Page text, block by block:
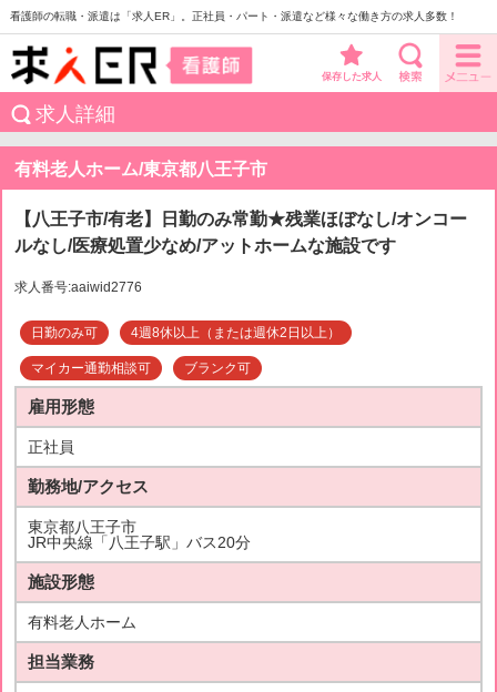
看護師の転職・派遣は「求人ER」。正社員・パート・派遣など様々な働き方の求人多数！
保存した求人
求人詳細
有料老人ホーム/東京都八王子市
【八王子市/有老】日勤のみ常勤★残業ほぼなし/オンコー
ルなし/医療処置少なめ/アットホームな施設です
求人番号:aaiwid2776
日勤のみ可 4週8休以上（または週休2日以上）
マイカー通勤相談可 ブランク可
雇用形態
正社員
勤務地/アクセス
東京都八王子市
JR中央線「八王子駅」バス20分
施設形態
有料老人ホーム
担当業務